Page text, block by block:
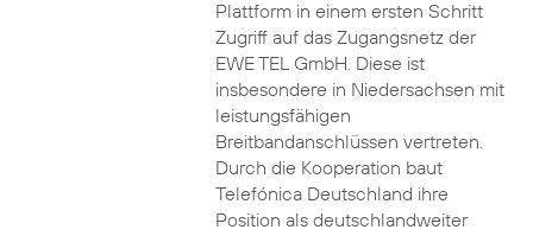
Plattform in einem ersten Schritt
Zugriff auf das Zugangsnetz der
EWE TEL GmbH. Diese ist
insbesondere in Niedersachsen mit
leistungsfähigen
Breitbandanschlüssen vertreten.
Durch die Kooperation baut
Telefónica Deutschland ihre
Position als deutschlandweiter